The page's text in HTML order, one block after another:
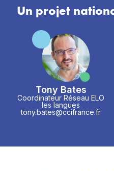
Un projet
Tony Bates
Coordinateur Réseau ELO
les langues
tony.bates@ccifrance.fr